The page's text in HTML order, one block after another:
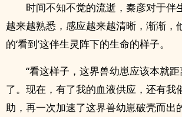
时间不知不觉的流逝，秦彦对于伴
越来越熟悉，感应越来越清晰，渐渐，
的‘看到’这伴生灵阵下的生命的样子。
“看这样子，这界兽幼崽应该本就
了。现在，有了我的血液供应，还有我
助，再一次加速了这界兽幼崽破壳而出